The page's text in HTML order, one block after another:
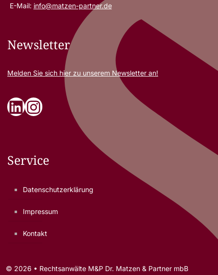
E-Mail: info@matzen-partner.de
Newsletter
Melden Sie sich hier zu unserem Newsletter an!
LinkedIn
Instagram
Service
Datenschutzerklärung
Impressum
Kontakt
© 2026 • Rechtsanwälte M&P Dr. Matzen & Partner mbB